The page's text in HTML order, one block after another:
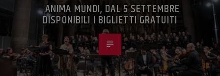
ANIMA MUNDI, DAL 5 SETTEMBRE
DISPONIBILI I BIGLIETTI GRATUITI